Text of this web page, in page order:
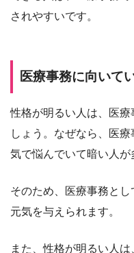
されやすいです。
医療事務に向いて
性格が明るい人は、医
しょう。なぜなら、医
気で悩んでいて暗い人が
そのため、医療事務と
元気を与えられます。
また、性格が明るい人